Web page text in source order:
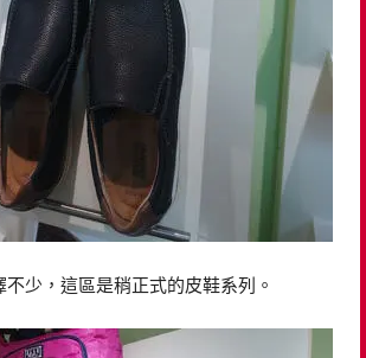
少，這區是稍正式的皮鞋系列。